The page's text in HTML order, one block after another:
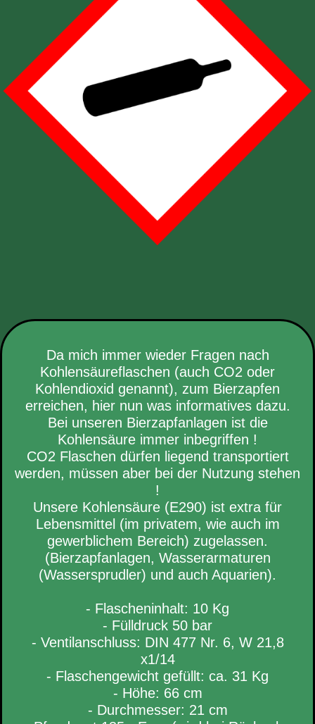
Da mich immer wieder Fragen nach
Kohlensäureflaschen (auch CO2 oder
Kohlendioxid genannt), zum Bierzapfen
erreichen, hier nun was informatives dazu.
Bei unseren Bierzapfanlagen ist die
Kohlensäure immer inbegriffen !
CO2 Flaschen dürfen liegend transportiert
werden, müssen aber bei der Nutzung stehen
!
Unsere Kohlensäure (E290) ist extra für
Lebensmittel (im privatem, wie auch im
gewerblichem Bereich) zugelassen.
(Bierzapfanlagen, Wasserarmaturen
(Wassersprudler) und auch Aquarien).
- Flascheninhalt: 10 Kg
- Fülldruck 50 bar
- Ventilanschluss: DIN 477 Nr. 6, W 21,8
x1/14
- Flaschengewicht gefüllt: ca. 31 Kg
- Höhe: 66 cm
- Durchmesser: 21 cm